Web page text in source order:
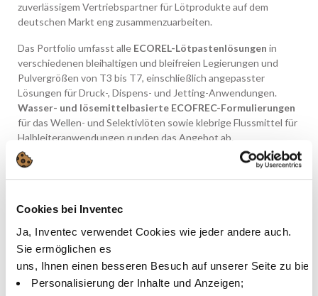
Cookies bei Inventec
Ja, Inventec verwendet Cookies wie jeder andere auch.
Sie ermöglichen es
uns, Ihnen einen besseren Besuch auf unserer Seite zu
Personalisierung der Inhalte und Anzeigen;
zuverlässigem Vertriebspartner für Lötprodukte auf dem
deutschen Markt eng zusammenzuarbeiten.
Das Portfolio umfasst alle ECOREL-Lötpastenlösungen in
verschiedenen bleihaltigen und bleifreien Legierungen und
Pulvergrößen von T3 bis T7, einschließlich angepasster
Lösungen für Druck-, Dispens- und Jetting-Anwendungen.
Wasser- und lösemittelbasierte ECOFREC-Formulierungen
für das Wellen- und Selektivlöten sowie klebrige Flussmittel für
Halbleiteranwendungen runden das Angebot ab.
Über Kübler Hightech:
mit langjährigen internationalen Partnern und Support-
Partnern unterstützt Kübler Kunden mit Hightech-Produkten
und -Dienstleistungen für eine Vielzahl von Branchen.
Technische Beratung steht dabei im Vordergrund, um in enger
Lösungen für spezifische Anforderungen zu bieten.